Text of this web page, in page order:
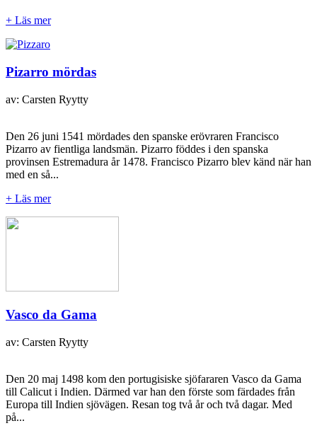
+ Läs mer
Pizarro mördas
av: Carsten Ryytty
Den 26 juni 1541 mördades den spanske erövraren Francisco
Pizarro av fientliga landsmän. Pizarro föddes i den spanska
provinsen Estremadura år 1478. Francisco Pizarro blev känd när han
med en så...
+ Läs mer
Vasco da Gama
av: Carsten Ryytty
Den 20 maj 1498 kom den portugisiske sjöfararen Vasco da Gama
till Calicut i Indien. Därmed var han den förste som färdades från
Europa till Indien sjövägen. Resan tog två år och två dagar. Med
på...